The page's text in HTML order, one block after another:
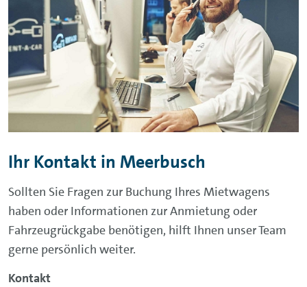
Ihr Kontakt in Meerbusch
Sollten Sie Fragen zur Buchung Ihres Mietwagens
haben oder Informationen zur Anmietung oder
Fahrzeugrückgabe benötigen, hilft Ihnen unser Team
gerne persönlich weiter.
Kontakt